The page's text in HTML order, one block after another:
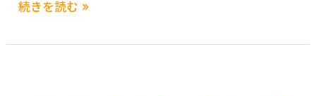
PORSCHE
ル
続きを読む »